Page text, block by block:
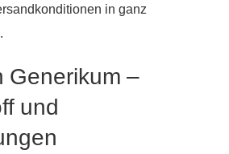
in ganz
Generikum –
und